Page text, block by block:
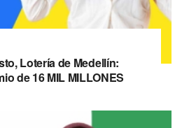
Lotería de Medellín:
de 16 MIL MILLONES